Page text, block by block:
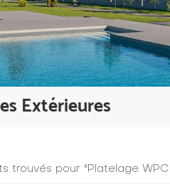
Extérieures
trouvés pour "Platelage